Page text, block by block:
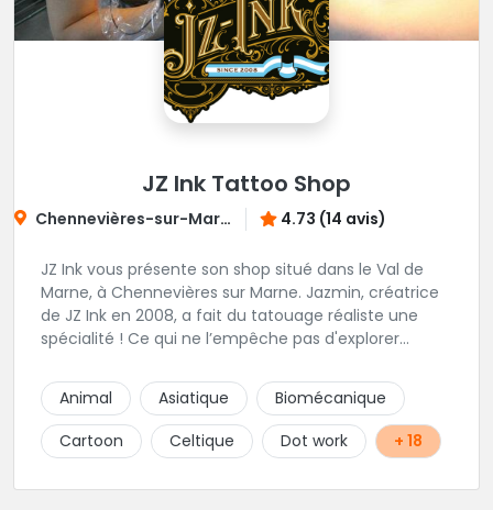
JZ Ink Tattoo Shop
Chennevières-sur-Marne 4.73 (14 avis)
JZ Ink vous présente son shop situé dans le Val de
Marne, à Chennevières sur Marne. Jazmin, créatrice
de JZ Ink en 2008, a fait du tatouage réaliste une
spécialité ! Ce qui ne l’empêche pas d'explorer
finesse dans ses traits. A ses côtés, ses acolytes Otis
& Scylla sauront donner vie a vos projets
personnalisés et s'épanouissent dans un style
mêlant japonais, cartoon et illustrations. Sur place et
Animal Asiatique
Biomécanique
Cartoon
Celtique Dot work + 18